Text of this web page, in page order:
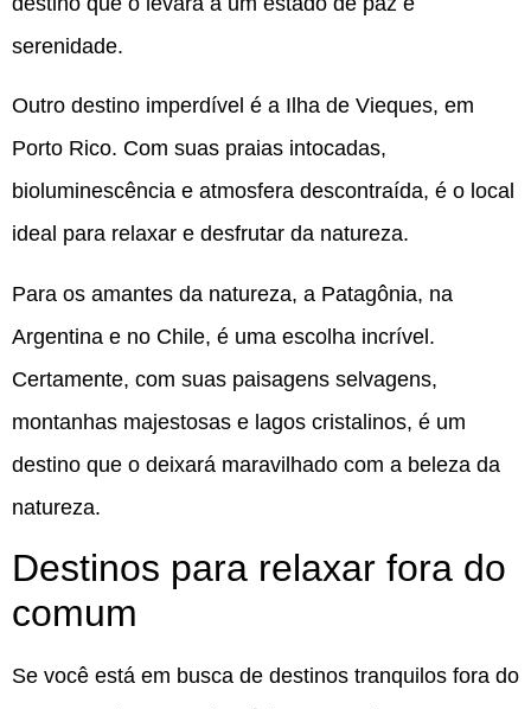
serenidade.
Outro destino imperdível é a Ilha de Vieques, em
Porto Rico. Com suas praias intocadas,
bioluminescência e atmosfera descontraída, é o local
ideal para relaxar e desfrutar da natureza.
Para os amantes da natureza, a Patagônia, na
Argentina e no Chile, é uma escolha incrível.
Certamente, com suas paisagens selvagens,
montanhas majestosas e lagos cristalinos, é um
destino que o deixará maravilhado com a beleza da
natureza.
Destinos para relaxar fora do
comum
Se você está em busca de destinos tranquilos fora do